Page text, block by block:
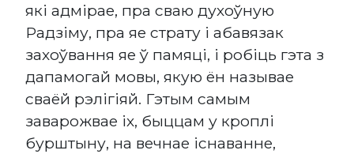
які адмірае, пра сваю духоўную
Радзіму, пра яе страту і абавязак
захоўвання яе ў памяці, і робіць гэта з
дапамогай мовы, якую ён называе
сваёй рэлігіяй. Гэтым самым
заварожвае іх, быццам у кроплі
бурштыну, на вечнае існаванне,